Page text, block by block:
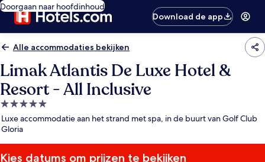
Doorgaan naar hoofdinhoud
Download de app
Alle accommodaties bekijken
Limak Atlantis De Luxe Hotel &
Resort - All Inclusive
5.0-
sterrenaccommodatie
Luxe accommodatie aan het strand met spa, in de buurt van Golf Club
Gloria
Kies datums om prijzen te bekijken